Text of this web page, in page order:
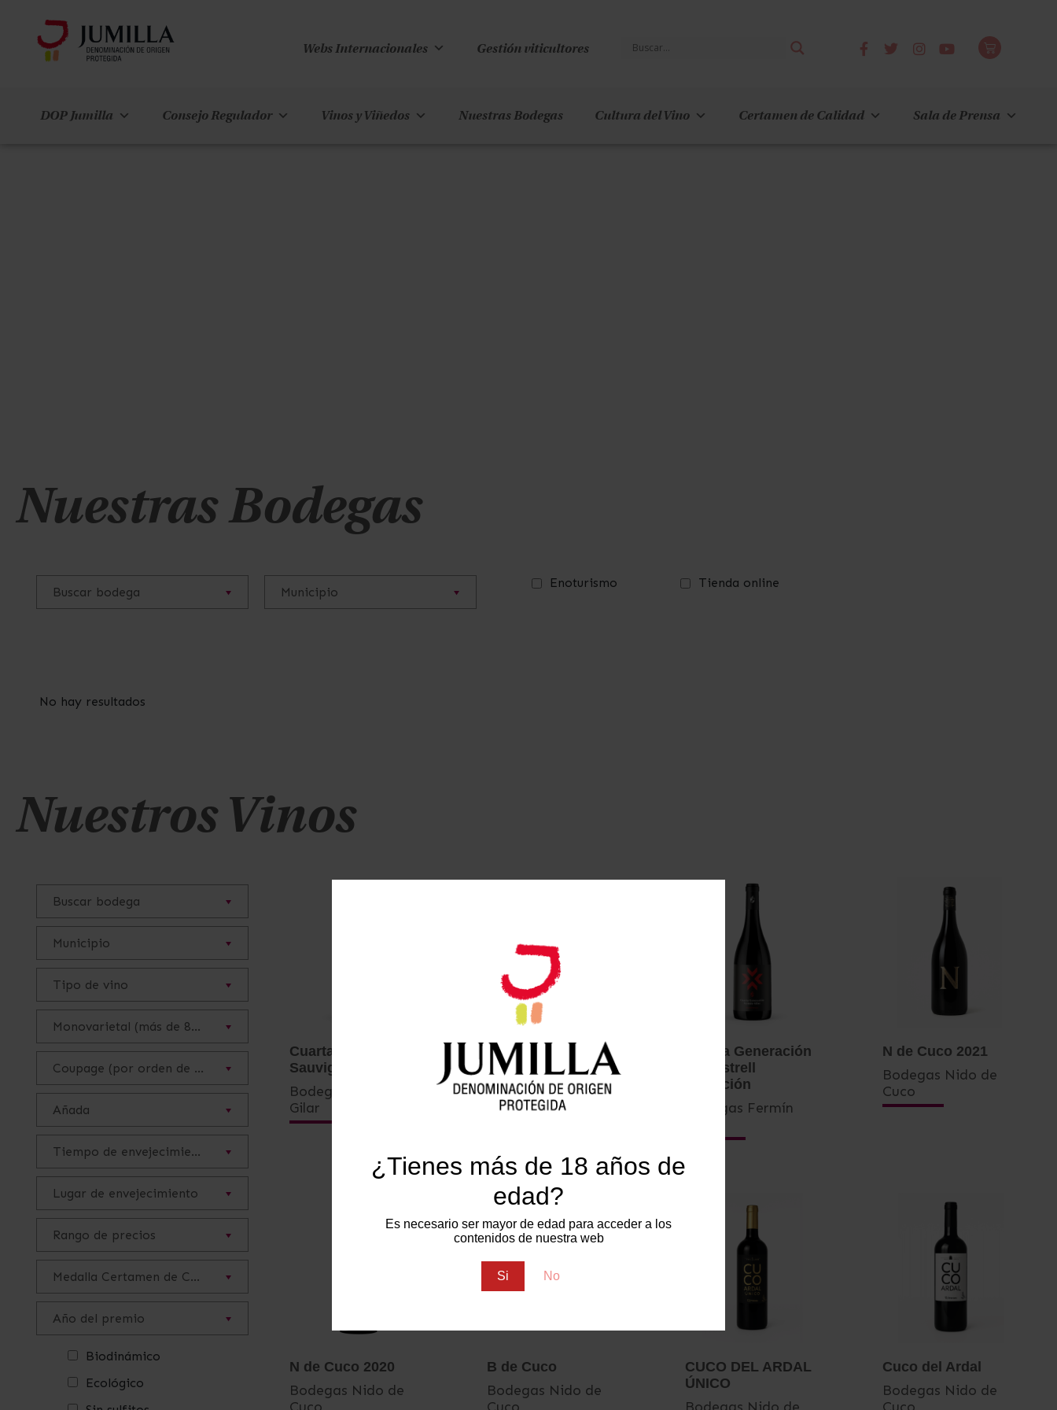
¿Tienes más de 18 años de
edad?
Es necesario ser mayor de edad para acceder a los
contenidos de nuestra web
Si No
Webs Internacionales Gestión viticultores
DOP Jumilla Consejo Regulador Vinos y Viñedos Nuestras Bodegas Cultura del Vino Certamen de Calidad Sala de Prensa
Nuestras Bodegas
Buscar bodega Municipio
Enoturismo Tienda online
No hay resultados
Nuestros Vinos
Buscar bodega
Municipio
Tipo de vino
Monovarietal (más de 85%)
Coupage (por orden de mayor a menor cantidad de uva)
Añada
Tiempo de envejecimiento
Lugar de envejecimiento
Rango de precios
Medalla Certamen de Calidad Vinos DOP Jumilla
Año del premio
Biodinámico
Ecológico
Cuarta Generación
Sauvignon Blanc
Bodegas Fermín
Gilar
Cuarta Generación
Monastrell
Bodegas Fermín
Gilar
Cuarta Generación
Monastrell
Selección
Bodegas Fermín
N de Cuco 2021
Bodegas Nido de
Cuco
N de Cuco 2020
Bodegas Nido de
Cuco
B de Cuco
Bodegas Nido de
Cuco
CUCO DEL ARDAL
ÚNICO
Bodegas Nido de
Cuco del Ardal
Bodegas Nido de
Cuco